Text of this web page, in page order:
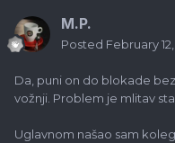
M.P.
Posted February 12,
Da, puni on do blokade
vožnji. Problem je mlitav
Uglavnom našao sam